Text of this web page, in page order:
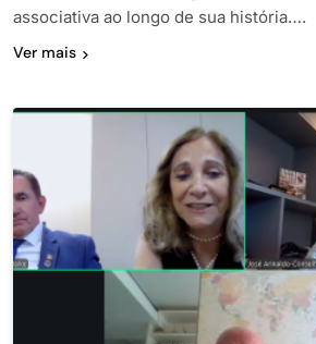
associativa ao longo de sua história….
Ver mais